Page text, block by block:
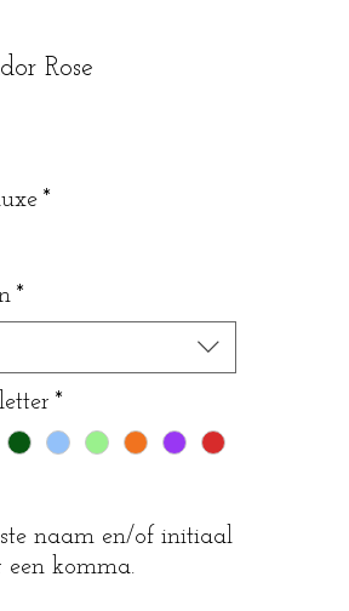
Rose
*
*
*
naam en/of initiaal
een komma.